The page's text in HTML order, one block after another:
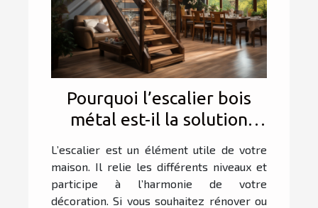
Pourquoi l’escalier bois
métal est-il la solution
parfaite pour allier
élégance et durabilité
dans votre intérieur ?
L’escalier est un élément utile de votre
maison. Il relie les différents niveaux et
participe à l’harmonie de votre
décoration. Si vous souhaitez rénover ou